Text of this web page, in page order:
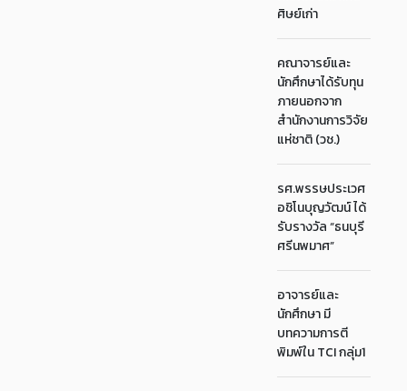
ศิษย์เก่า
คณาจารย์และ
นักศึกษาได้รับทุน
ภายนอกจาก
สำนักงานการวิจัย
แห่ชาติ (วช.)
รศ.พรรษประเวศ
อชิโนบุญวัฒน์ ได้
รับรางวัล “ธนบุรี
ศรีนพมาศ”
อาจารย์และ
นักศึกษา มี
บทความการตี
พิมพ์ใน TCI กลุ่ม1